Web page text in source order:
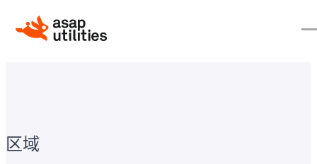
区域